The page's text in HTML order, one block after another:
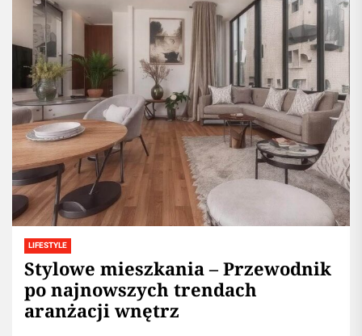
LIFESTYLE
Stylowe mieszkania – Przewodnik
po najnowszych trendach
aranżacji wnętrz